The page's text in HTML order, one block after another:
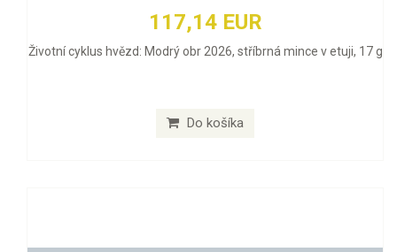
117,14 EUR
Životní cyklus hvězd: Modrý obr 2026, stříbrná mince v etuji, 17 g
Do košíka